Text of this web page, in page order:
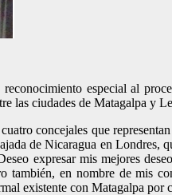
especial al
las ciudades de Matagalpa y
concejales que
de Nicaragua en
expresar mis mejores
en nombre de mis
existente con Matagalpa por